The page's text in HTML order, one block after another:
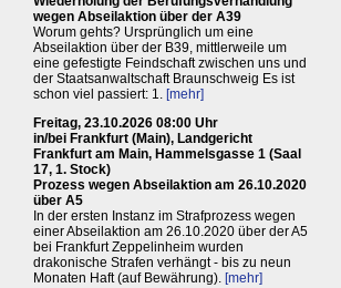
wegen Abseilaktion über der A39
Worum gehts? Ursprünglich um eine
Abseilaktion über der B39, mittlerweile um
eine gefestigte Feindschaft zwischen uns und
der Staatsanwaltschaft Braunschweig Es ist
schon viel passiert: 1. [mehr]
Freitag, 23.10.2026 08:00 Uhr
in/bei Frankfurt (Main), Landgericht
Frankfurt am Main, Hammelsgasse 1 (Saal
17, 1. Stock)
Prozess wegen Abseilaktion am 26.10.2020
über A5
In der ersten Instanz im Strafprozess wegen
einer Abseilaktion am 26.10.2020 über der A5
bei Frankfurt Zeppelinheim wurden
drakonische Strafen verhängt - bis zu neun
Monaten Haft (auf Bewährung). [mehr]